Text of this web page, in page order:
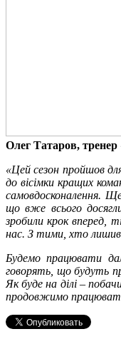
Олег Татаров,
«Цей сезон пройшов
до вісімки кращих
самовдосконалення.
що вже всього
зробили крок вперед,
нас. З тими, хто
Будемо працювати
говорять, що будуть
Як буде на ділі –
продовжимо